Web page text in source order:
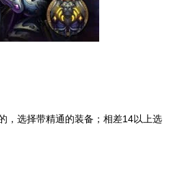
选择带精通的装备；相差14以上选